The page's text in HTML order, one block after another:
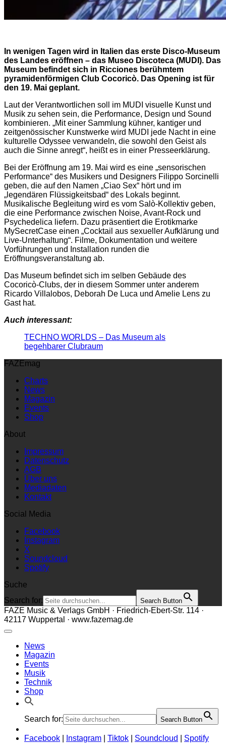
In wenigen Tagen wird in Italien das erste Disco-Museum
des Landes eröffnen – das Museo Discoteca (MUDI). Das
Museum befindet sich in Ricciones berühmtem
pyramidenförmigen Club Cocoricò. Das Opening ist für
den 19. Mai geplant.
Laut der Verantwortlichen soll im MUDI visuelle Kunst und
Musik zu sehen sein, die Performance, Design und Sound
kombinieren. „Mit einer Sammlung kühner, kantiger und
zeitgenössischer Kunstwerke wird MUDI jede Nacht in eine
kulturelle Odyssee verwandeln, die sowohl den Geist als
auch die Sinne anregt“, heißt es in einer Presseerklärung.
Bei der Eröffnung am 19. Mai wird es eine „sensorischen
Performance“ des Musikers und Designers Filippo Sorcinelli
geben, die auf den Namen „Ciao Sex“ hört und im
„legendären Flüssigkeitsbad“ des Lokals beginnt.
Musikalische Begleitung wird es vom Salò-Kollektiv geben,
die eine Performance zwischen Noise, Avant-Rock und
Psychedelica liefern. Dazu präsentiert die Erotikmarke
MySecretCase einen „Cocktail aus sexueller Aufklärung und
Live-Unterhaltung“. Filme, Dokumentation und weitere
Vorführungen und Installation runden die
Eröffnungsveranstaltung ab.
Das Museum befindet sich im selben Gebäude des
Cocoricò-Clubs, der in diesem Sommer unter anderem
Ricardo Villalobos, Deborah De Luca und Amelie Lens zu
Gast hat.
Auch interessant:
TECHNO WORLDS – Das Museum als
begehbarer Clubraum
FAZEmag
Charts
News
Magazin
Events
Shop
About
Impressum
Datenschutz
AGB
Über uns
Mediadaten
Kontakt
Social Media
Facebook
Instagram
X
Soundcloud
Spotify
Suche
Search for:
Search Button
FAZE Music & Verlags GmbH · Friedrich-Ebert-Str. 114 ·
42117 Wuppertal · www.fazemag.de
News
Magazin
Events
Musik
Technik
Shop
Search for: Search Button
Facebook Instagram Tiktok Soundcloud Spotify